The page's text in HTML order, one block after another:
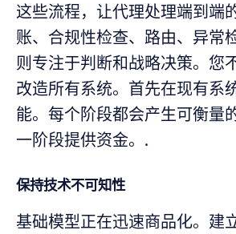
这些流程，让代理处理端到端
账、合规性检查、路由、异常
则专注于判断和战略决策。您
改造所有系统。首先在现有系
能。每个阶段都会产生可衡量
一阶段提供资金。.
保持技术不可知性
基础模型正在迅速商品化。建